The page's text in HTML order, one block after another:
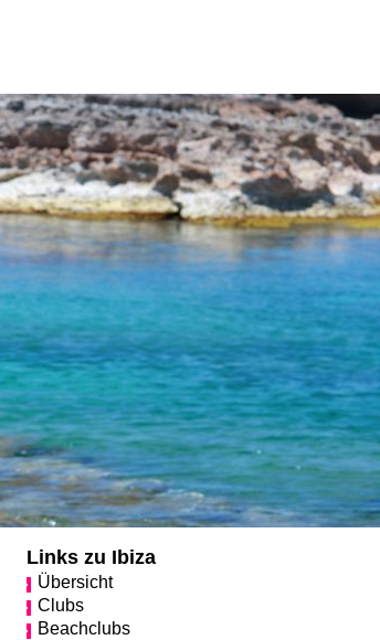
Links zu Ibiza
Übersicht
Clubs
Beachclubs